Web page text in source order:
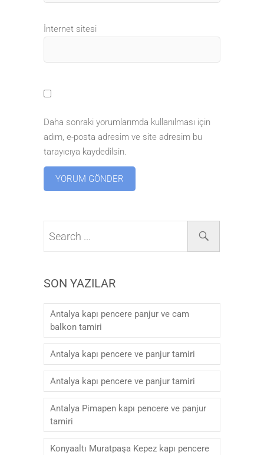
İnternet sitesi
Daha sonraki yorumlarımda kullanılması için
adım, e-posta adresim ve site adresim bu
tarayıcıya kaydedilsin.
SON YAZILAR
Antalya kapı pencere panjur ve cam
balkon tamiri
Antalya kapı pencere ve panjur tamiri
Antalya kapı pencere ve panjur tamiri
Antalya Pimapen kapı pencere ve panjur
tamiri
Konyaaltı Muratpaşa Kepez kapı pencere